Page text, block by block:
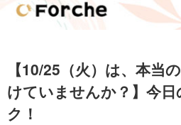
【10/25（火）は、本当
けていませんか？】今
ク！